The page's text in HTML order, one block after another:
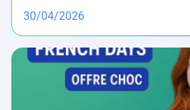
30/04/2026